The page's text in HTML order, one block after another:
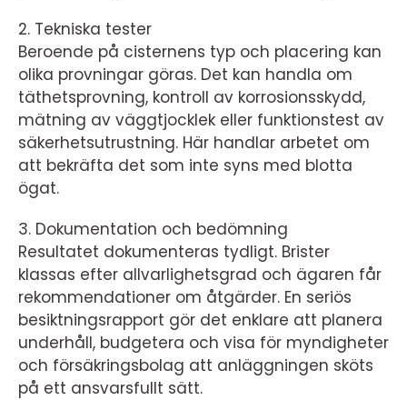
2. Tekniska tester
Beroende på cisternens typ och placering kan
olika provningar göras. Det kan handla om
täthetsprovning, kontroll av korrosionsskydd,
mätning av väggtjocklek eller funktionstest av
säkerhetsutrustning. Här handlar arbetet om
att bekräfta det som inte syns med blotta
ögat.
3. Dokumentation och bedömning
Resultatet dokumenteras tydligt. Brister
klassas efter allvarlighetsgrad och ägaren får
rekommendationer om åtgärder. En seriös
besiktningsrapport gör det enklare att planera
underhåll, budgetera och visa för myndigheter
och försäkringsbolag att anläggningen sköts
på ett ansvarsfullt sätt.